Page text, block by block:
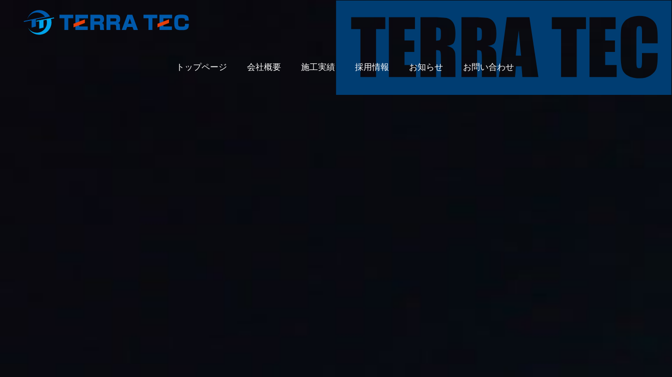
トップページ 会社概要 施工実績 採用情報 お知らせ お問い合わせ